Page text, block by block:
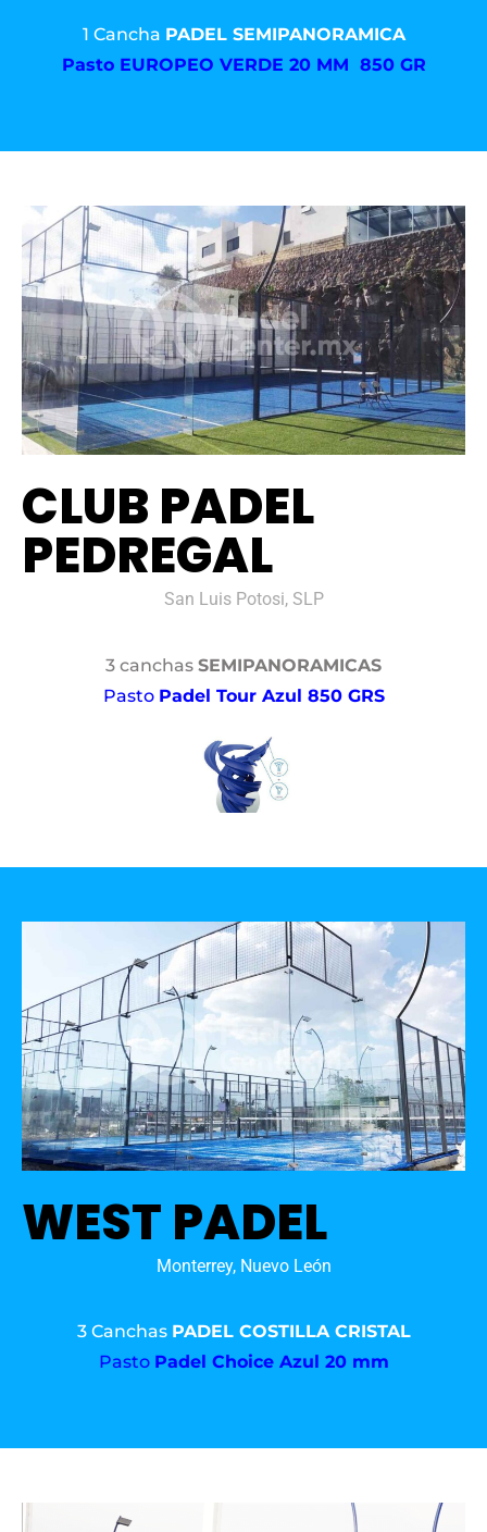
1 Cancha PADEL SEMIPANORAMICA
Pasto EUROPEO VERDE 20 MM 850 GR
CLUB PADEL
PEDREGAL
San Luis Potosi, SLP
3 canchas SEMIPANORAMICAS
Pasto Padel Tour Azul 850 GRS
WEST PADEL
Monterrey, Nuevo León
3 Canchas PADEL COSTILLA CRISTAL
Pasto Padel Choice Azul 20 mm